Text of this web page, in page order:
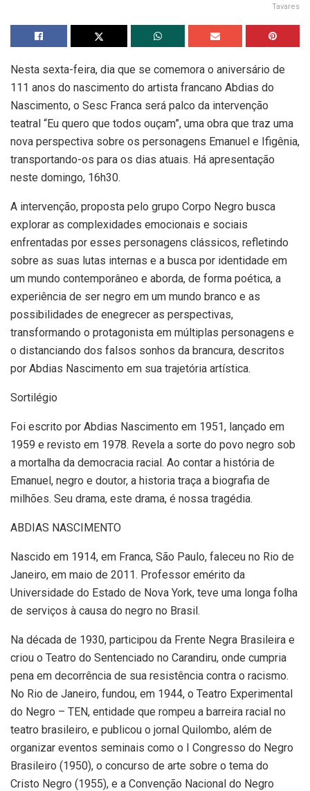
Tavares
Nesta sexta-feira, dia que se comemora o aniversário de
111 anos do nascimento do artista francano Abdias do
Nascimento, o Sesc Franca será palco da intervenção
teatral “Eu quero que todos ouçam”, uma obra que traz uma
nova perspectiva sobre os personagens Emanuel e Ifigênia,
transportando-os para os dias atuais. Há apresentação
neste domingo, 16h30.
A intervenção, proposta pelo grupo Corpo Negro busca
explorar as complexidades emocionais e sociais
enfrentadas por esses personagens clássicos, refletindo
sobre as suas lutas internas e a busca por identidade em
um mundo contemporâneo e aborda, de forma poética, a
experiência de ser negro em um mundo branco e as
possibilidades de enegrecer as perspectivas,
transformando o protagonista em múltiplas personagens e
o distanciando dos falsos sonhos da brancura, descritos
por Abdias Nascimento em sua trajetória artística.
Sortilégio
Foi escrito por Abdias Nascimento em 1951, lançado em
1959 e revisto em 1978. Revela a sorte do povo negro sob
a mortalha da democracia racial. Ao contar a história de
Emanuel, negro e doutor, a historia traça a biografia de
milhões. Seu drama, este drama, é nossa tragédia.
ABDIAS NASCIMENTO
Nascido em 1914, em Franca, São Paulo, faleceu no Rio de
Janeiro, em maio de 2011. Professor emérito da
Universidade do Estado de Nova York, teve uma longa folha
de serviços à causa do negro no Brasil.
Na década de 1930, participou da Frente Negra Brasileira e
criou o Teatro do Sentenciado no Carandiru, onde cumpria
pena em decorrência de sua resistência contra o racismo.
No Rio de Janeiro, fundou, em 1944, o Teatro Experimental
do Negro – TEN, entidade que rompeu a barreira racial no
teatro brasileiro, e publicou o jornal Quilombo, além de
organizar eventos seminais como o I Congresso do Negro
Brasileiro (1950), o concurso de arte sobre o tema do
Cristo Negro (1955), e a Convenção Nacional do Negro